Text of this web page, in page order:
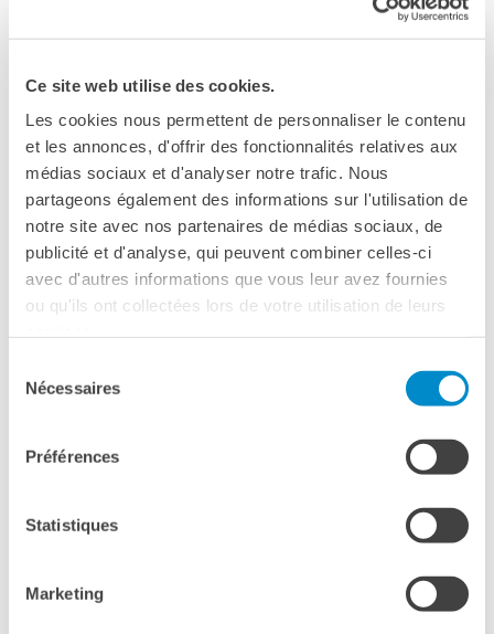
Ce site web utilise des cookies.
Les cookies nous permettent de personnaliser le contenu
et les annonces, d'offrir des fonctionnalités relatives aux
médias sociaux et d'analyser notre trafic. Nous
partageons également des informations sur l'utilisation de
notre site avec nos partenaires de médias sociaux, de
publicité et d'analyse, qui peuvent combiner celles-ci
avec d'autres informations que vous leur avez fournies
ou qu'ils ont collectées lors de votre utilisation de leurs
Nécessaires
Préférences
Statistiques
Marketing
Agence française pour la
promotion de l’enseignement supérieur, l’accueil et la
de promotion et d’information, elle dispose de 255
Espaces et Antennes Campus France implantés dans 121
pays. En Italie, l’Espace Campus France est situé à Rome
et travaille en étroite collaboration avec les lecteurs
d’échange français enseignant dans
les universités italiennes.
UN PORTAIL INTERNET
promotionnels, actualités, etc.
français et en anglais)
local:www.italie.campusfrance.org